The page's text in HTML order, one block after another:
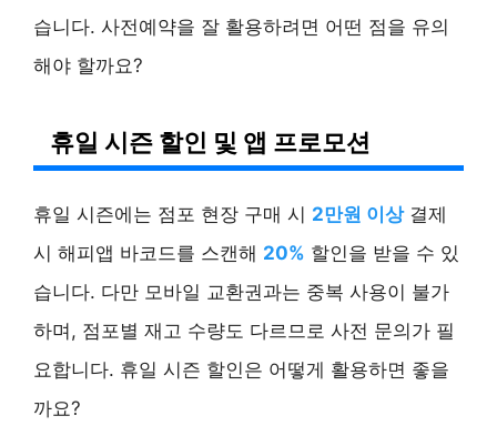
습니다. 사전예약을 잘 활용하려면 어떤 점을 유의
해야 할까요?
휴일 시즌 할인 및 앱 프로모션
휴일 시즌에는 점포 현장 구매 시 2만원 이상결제
시 해피앱 바코드를 스캔해 20% 할인을 받을 수 있
습니다. 다만 모바일 교환권과는 중복 사용이 불가
하며, 점포별 재고 수량도 다르므로 사전 문의가 필
요합니다. 휴일 시즌 할인은 어떻게 활용하면 좋을
까요?